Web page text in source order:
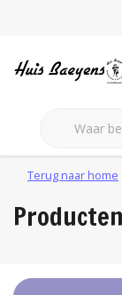
Terug naar home